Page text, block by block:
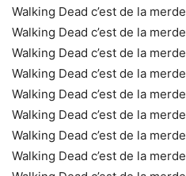
Walking Dead c’est de la merde
Walking Dead c’est de la merde
Walking Dead c’est de la merde
Walking Dead c’est de la merde
Walking Dead c’est de la merde
Walking Dead c’est de la merde
Walking Dead c’est de la merde
Walking Dead c’est de la merde